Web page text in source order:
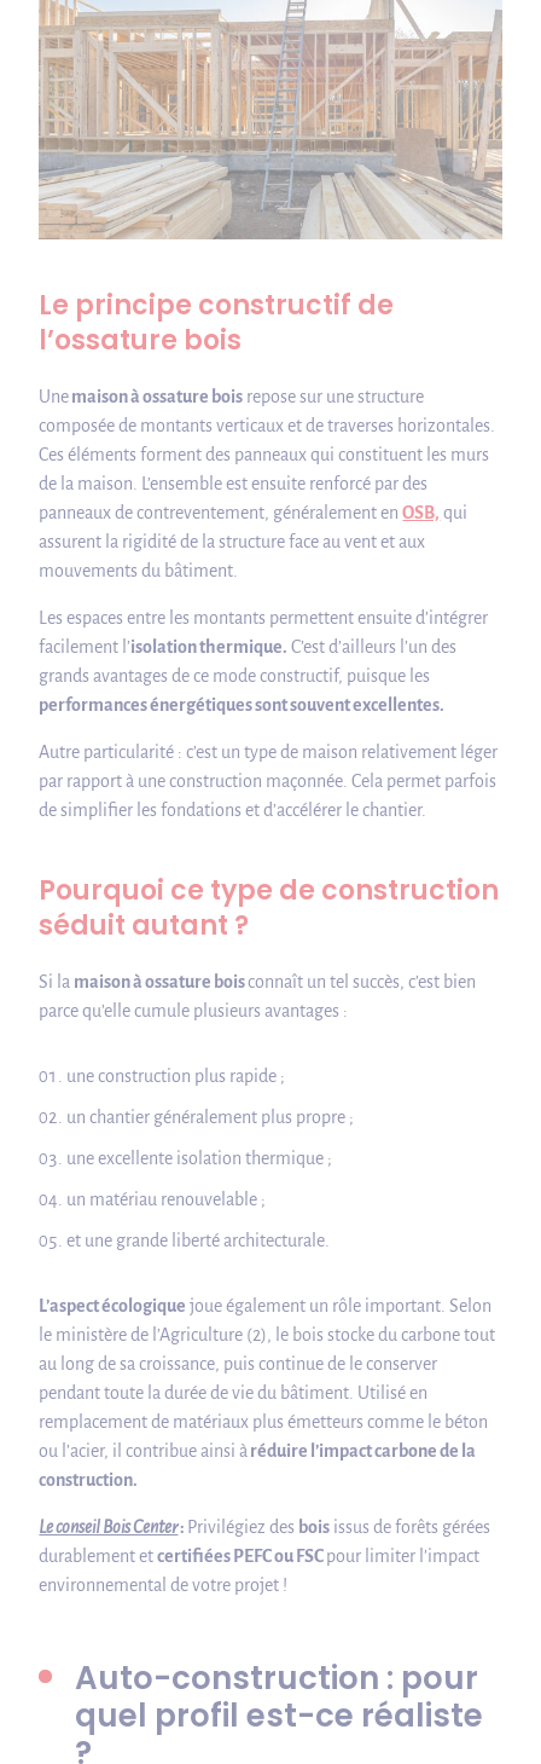
Le principe constructif de
l’ossature bois
Unemaison à ossature bois repose sur une structure
composée de montants verticaux et de traverses horizontales.
Ces éléments forment des panneaux qui constituent les murs
de la maison. L’ensemble est ensuite renforcé par des
panneaux de contreventement, généralement enOSB, qui
assurent la rigidité de la structure face au vent et aux
mouvements du bâtiment.
Les espaces entre les montants permettent ensuite d’intégrer
facilement l’isolation thermique. C’est d’ailleurs l’un des
grands avantages de ce mode constructif, puisque les
performances énergétiques sont souvent excellentes.
Autre particularité : c’est un type de maison relativement léger
par rapport à une construction maçonnée. Cela permet parfois
de simplifier les fondations et d’accélérer le chantier.
Pourquoi ce type de construction
séduit autant ?
Si la maison à ossature boisconnaît un tel succès, c’est bien
parce qu’elle cumule plusieurs avantages :
une construction plus rapide ;
un chantier généralement plus propre ;
une excellente isolation thermique ;
un matériau renouvelable ;
et une grande liberté architecturale.
L’aspect écologique joue également un rôle important. Selon
le ministère de l’Agriculture (2), le bois stocke du carbone tout
au long de sa croissance, puis continue de le conserver
pendant toute la durée de vie du bâtiment. Utilisé en
remplacement de matériaux plus émetteurs comme le béton
ou l’acier, il contribue ainsi à réduire l’impact carbone de la
construction.
Le conseil Bois Center: Privilégiez des bois issus de forêts gérées
durablement etcertifiées PEFC ou FSCpour limiter l’impact
environnemental de votre projet !
Auto-construction : pour
quel profil est-ce réaliste
?